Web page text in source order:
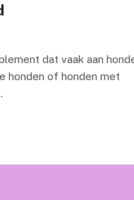
dat vaak aan
honden of honden met